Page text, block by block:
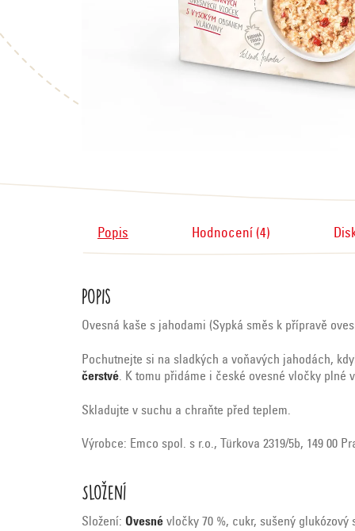
Popis Hodnocení (4)
Popis
Ovesná kaše s jahodami (Sypká směs k přípravě
Pochutnejte si na sladkých a voňavých jahodách,
čerstvé. K tomu přidáme i české ovesné vločky plné
Skladujte v suchu a chraňte před teplem.
Výrobce: Emco spol. s r.o., Türkova 2319/5b, 149 00
Složení
Složení: Ovesné vločky 70 %, cukr, sušený